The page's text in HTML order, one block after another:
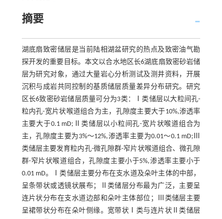
摘要
湖底扇致密储层是当前陆相湖盆研究的热点及致密油气勘
探开发的重要目标。本文以合水地区长6湖底扇致密砂岩储
层为研究对象，通过大量岩心分析测试及测井资料，开展
沉积与成岩共同控制的基质储层质量差异分布研究。研究
区长6致密砂岩储层质量可分为3类：Ⅰ类储层以大粒间孔-
粒内孔-宽片状喉道组合为主，孔隙度主要大于10%,渗透率
主要大于0.1 mD;Ⅱ类储层以小粒间孔-宽片状喉道组合为
主，孔隙度主要为3%～12%,渗透率主要为0.01～0.1 mD;Ⅲ
类储层主要发育粒内孔-微孔隙群-窄片状喉道组合、微孔隙
群-窄片状喉道组合，孔隙度主要小于5%,渗透率主要小于
0.01 mD。Ⅰ类储层主要分布在支水道及朵叶主体的中部，
呈条带状或透镜状展布；Ⅱ类储层分布最为广泛，主要呈
连片状分布在支水道边部和朵叶主体部位；Ⅲ类储层主要
呈裙带状分布在朵叶侧缘。宽带状Ⅰ类与连片状Ⅱ类储层